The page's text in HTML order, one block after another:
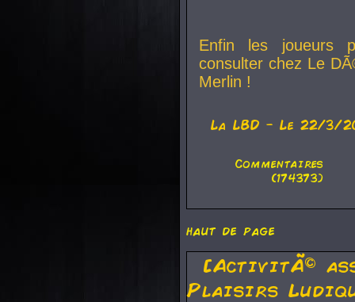
Enfin les joueurs
consulter chez Le
Merlin !
La LBD - Le 22/3/
Commentaires
(174373)
haut de page
[ActivitÃ©
Plaisirs